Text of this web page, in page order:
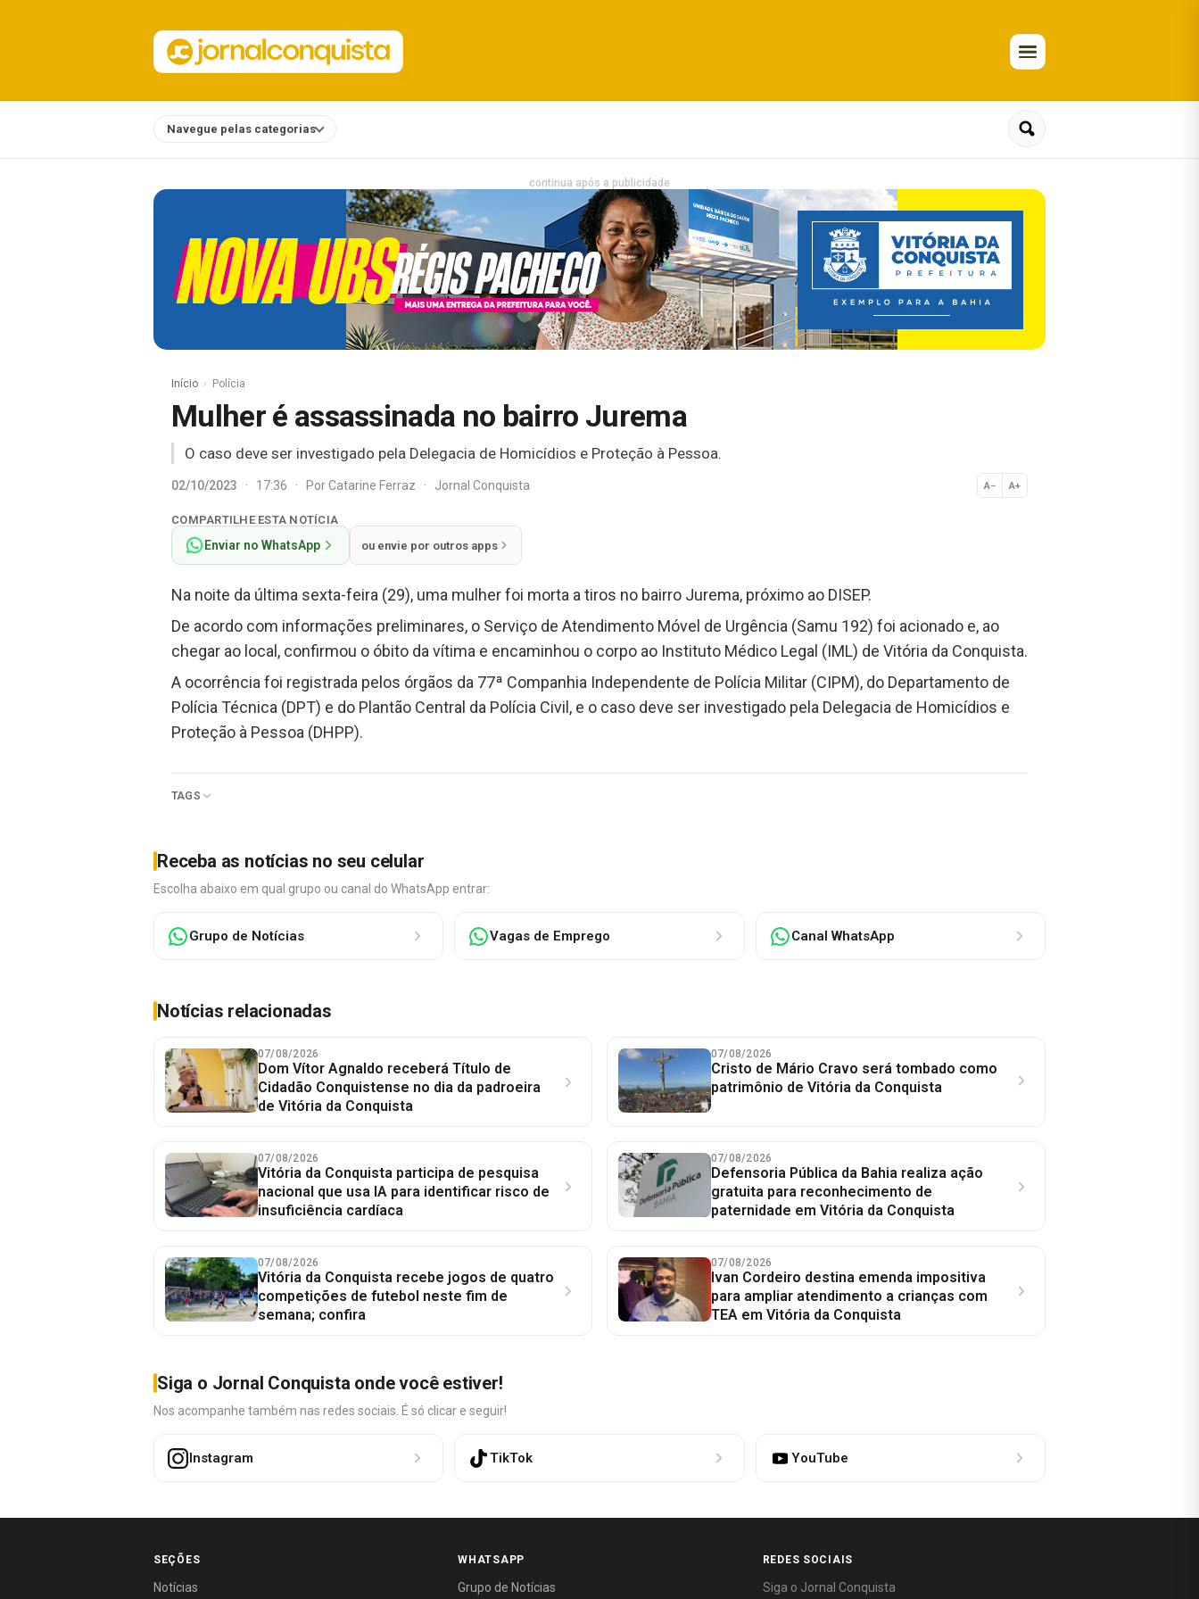
Navegue pelas categorias
continua após a publicidade
Início Polícia
Mulher é assassinada no bairro Jurema
O caso deve ser investigado pela Delegacia de Homicídios e Proteção à Pessoa.
02/10/2023 · 17:36 · PorCatarine Ferraz · Jornal Conquista A− A+
Normal
COMPARTILHE ESTA NOTÍCIA
Enviar no WhatsApp ou envie por outros apps
Na noite da última sexta-feira (29), uma mulher foi morta a tiros no bairro Jurema, próximo ao DISEP.
De acordo com informações preliminares, o Serviço de Atendimento Móvel de Urgência (Samu 192) foi acionado e, ao
chegar ao local, confirmou o óbito da vítima e encaminhou o corpo ao Instituto Médico Legal (IML) de Vitória da Conquista.
A ocorrência foi registrada pelos órgãos da 77ª Companhia Independente de Polícia Militar (CIPM), do Departamento de
Polícia Técnica (DPT) e do Plantão Central da Polícia Civil, e o caso deve ser investigado pela Delegacia de Homicídios e
Proteção à Pessoa (DHPP).
TAGS
Receba as notícias no seu celular
Escolha abaixo em qual grupo ou canal do WhatsApp entrar:
Grupo de Notícias Vagas de Emprego Canal WhatsApp
Notícias relacionadas
07/08/2026
Dom Vítor Agnaldo receberá Título de
Cidadão Conquistense no dia da padroeira
de Vitória da Conquista
07/08/2026
Cristo de Mário Cravo será tombado como
patrimônio de Vitória da Conquista
07/08/2026
Vitória da Conquista participa de pesquisa
nacional que usa IA para identificar risco de
insuficiência cardíaca
07/08/2026
Defensoria Pública da Bahia realiza ação
gratuita para reconhecimento de
paternidade em Vitória da Conquista
07/08/2026
Vitória da Conquista recebe jogos de quatro
competições de futebol neste fim de
semana; confira
07/08/2026
Ivan Cordeiro destina emenda impositiva
para ampliar atendimento a crianças com
TEA em Vitória da Conquista
Siga o Jornal Conquista onde você estiver!
Nos acompanhe também nas redes sociais. É só clicar e seguir!
Instagram TikTok YouTube
SEÇÕES
Notícias
WHATSAPP
Grupo de Notícias
REDES SOCIAIS
Siga o Jornal Conquista